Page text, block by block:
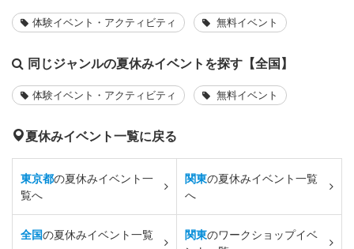
体験イベント・アクティビティ 無料イベント
同じジャンルの夏休みイベントを探す【全国】
体験イベント・アクティビティ 無料イベント
夏休みイベント一覧に戻る
東京都の夏休みイベント一
覧へ
関東の夏休みイベント一覧
へ
全国の夏休みイベント一覧
関東のワークショップイベ